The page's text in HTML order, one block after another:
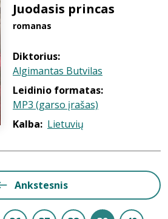
Juodasis princas
romanas
Diktorius:
Algimantas Butvilas
Leidinio formatas:
MP3 (garso įrašas)
Kalba: Lietuvių
Ankstesnis